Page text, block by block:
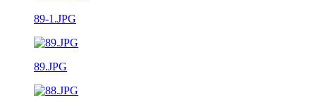
89-1.JPG
89.JPG